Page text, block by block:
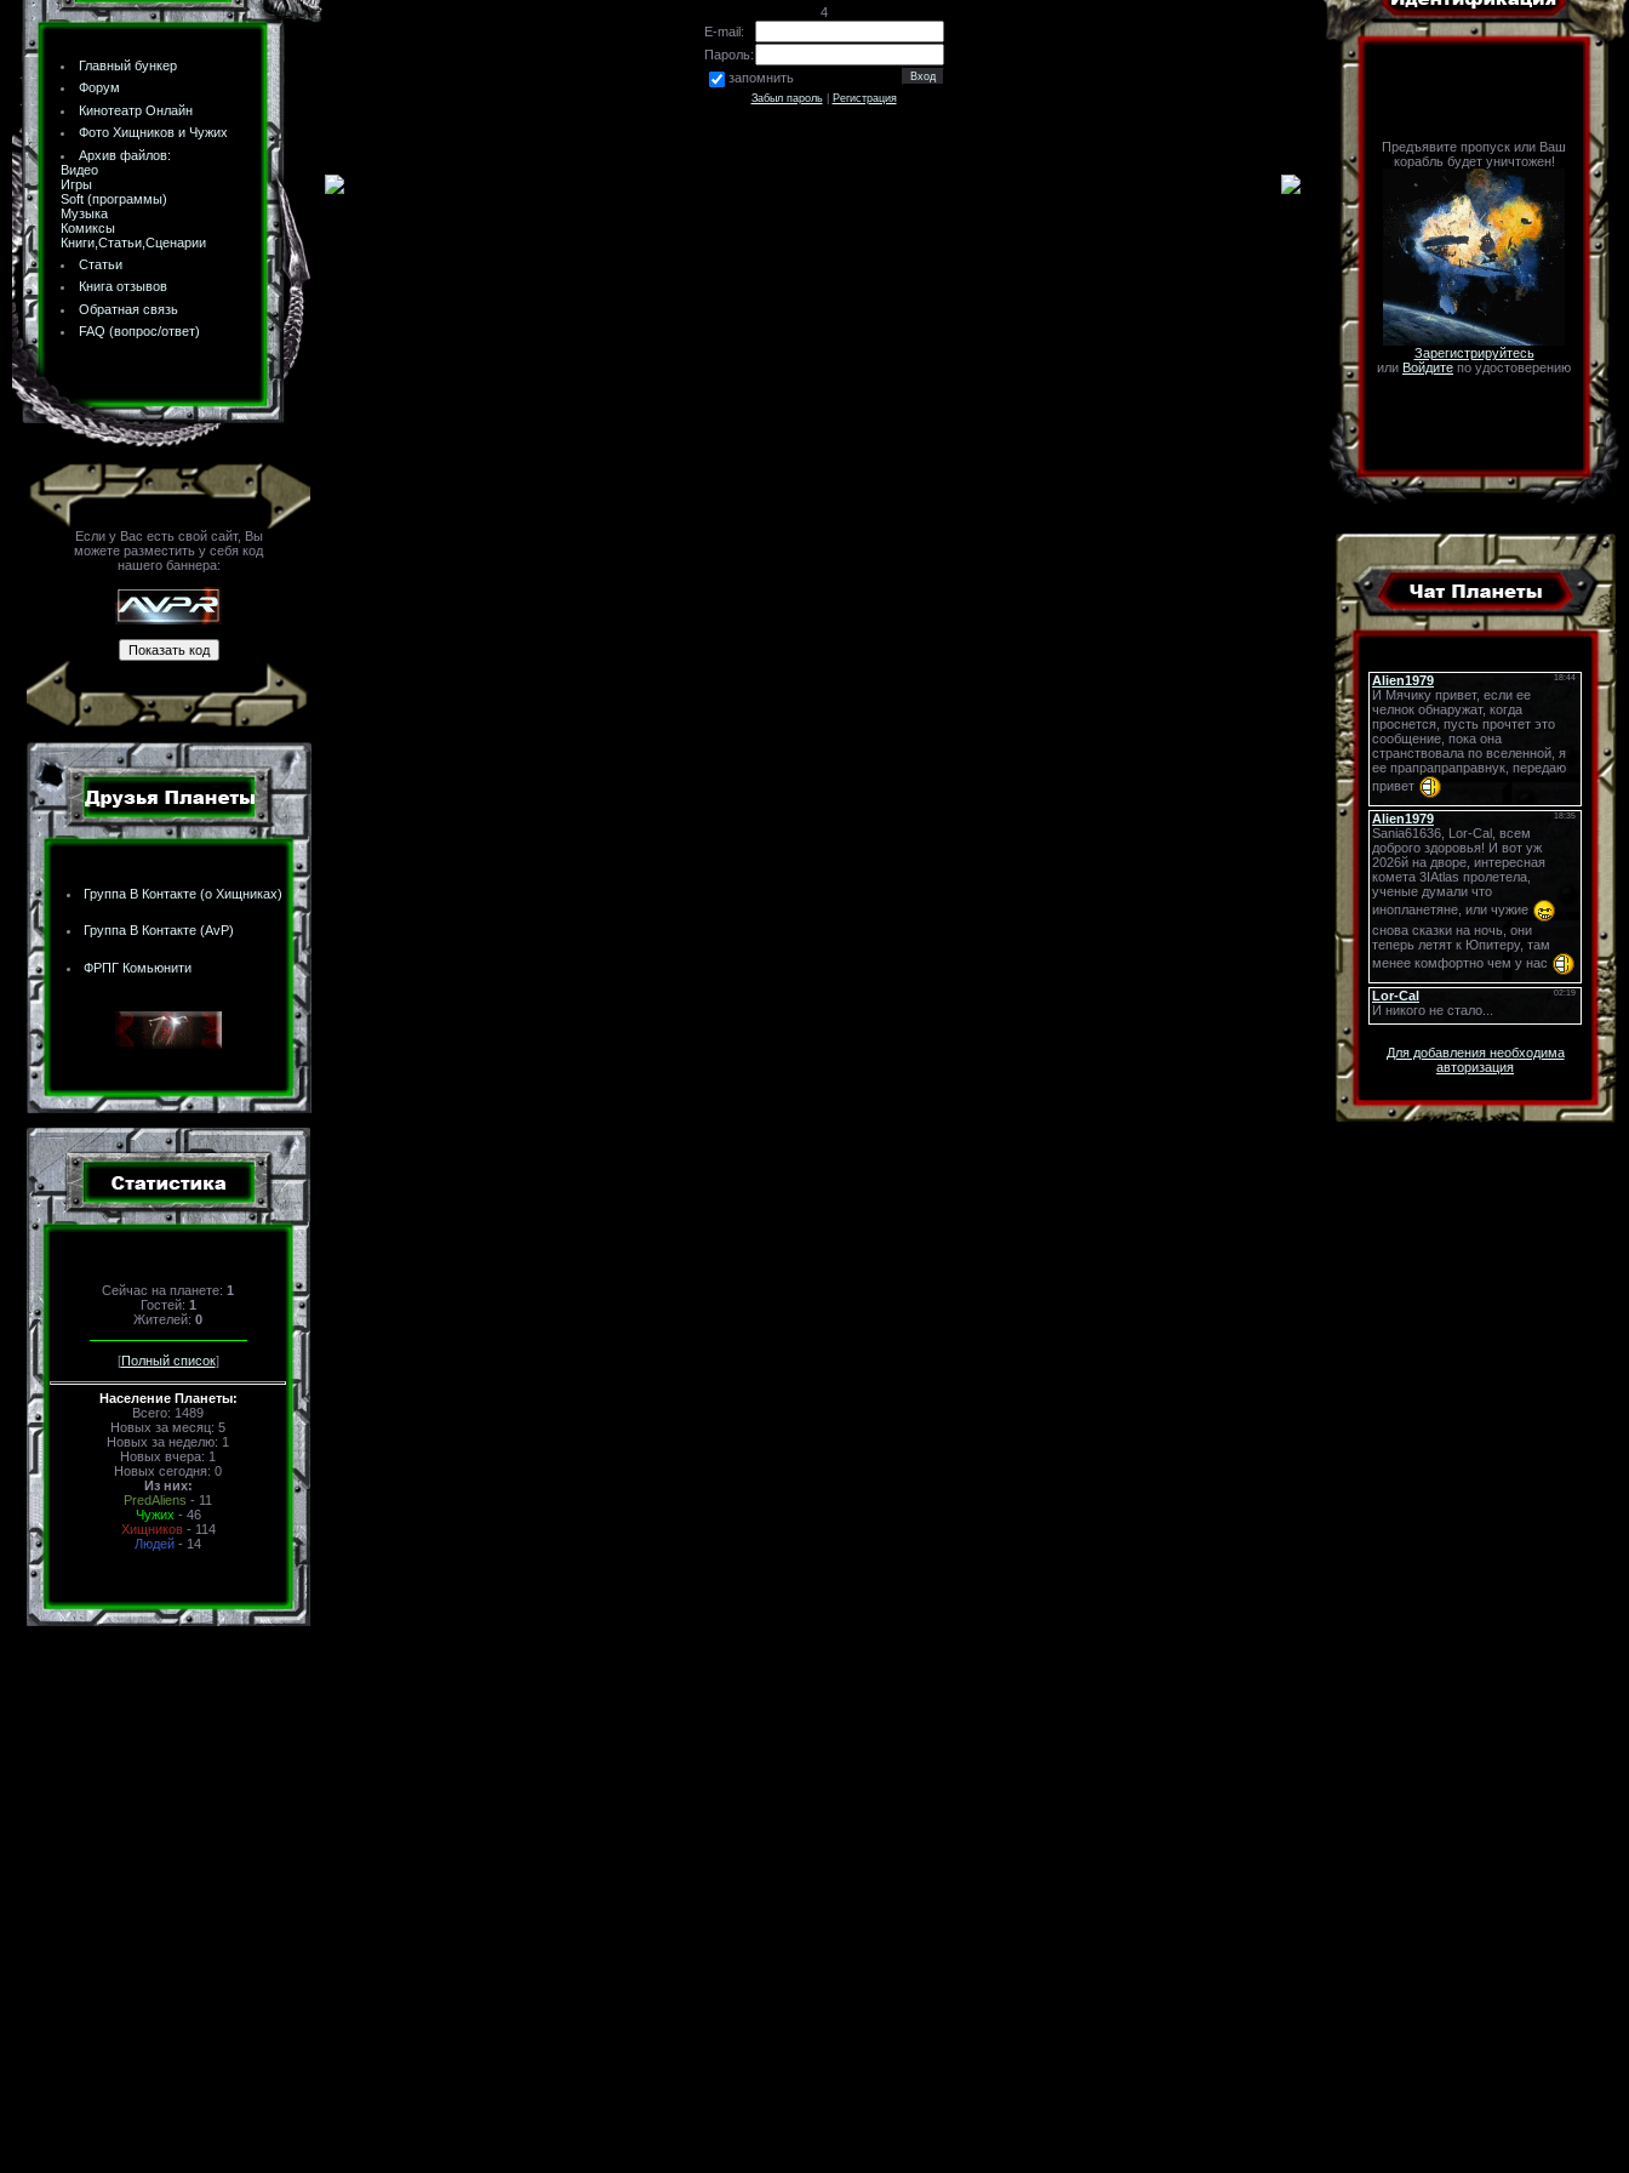
Главный бункер
Форум
Кинотеатр Онлайн
Фото Хищников и Чужих
Архив файлов:
Видео
Игры
Soft (программы)
Музыка
Комиксы
Книги,Статьи,Сценарии
Статьи
Книга отзывов
Обратная связь
FAQ (вопрос/ответ)
Если у Вас есть свой сайт, Вы
можете разместить у себя код
нашего баннера:
Группа В Контакте (о Хищниках)
Группа В Контакте (AvP)
ФРПГ Комьюнити
Сейчас на планете: 1
Гостей: 1
Жителей: 0
[Полный список]
Население Планеты:
Всего: 1489
Новых за месяц: 5
Новых за неделю: 1
Новых вчера: 1
Новых сегодня: 0
Из них:
PredAliens - 11
Чужих - 46
Хищников - 114
Людей - 14
4
E-mail:
Пароль:
запомнить
Забыл пароль| Регистрация
Предъявите пропуск или Ваш
корабль будет уничтожен!
Зарегистрируйтесь
или Войдите по удостоверению
Для добавления необходима
авторизация